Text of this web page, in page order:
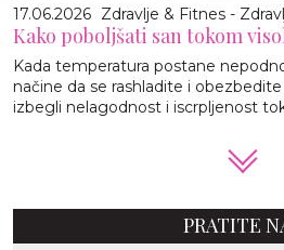
17.06.2026 Zdravlje & Fitnes -
Kako poboljšati san tokom
Kada temperatura postane
načine da se rashladite i
izbegli nelagodnost i iscrpljenost
PRATITE